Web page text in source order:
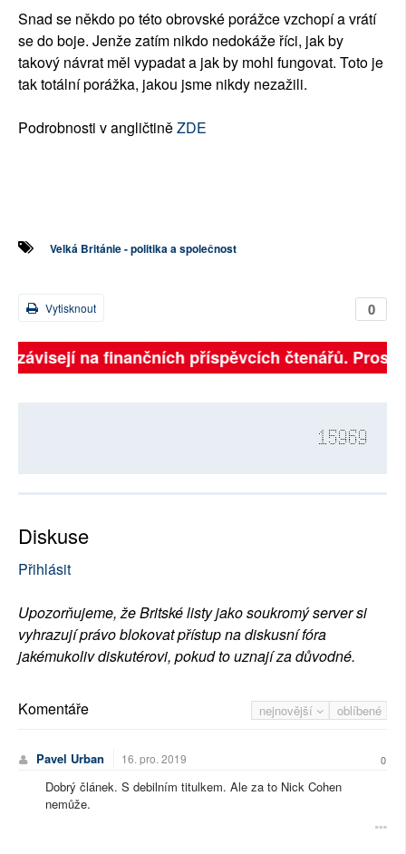
Snad se někdo po této obrovské porážce vzchopí a vrátí
se do boje. Jenže zatím nikdo nedokáže říci, jak by
takový návrat měl vypadat a jak by mohl fungovat. Toto je
tak totální porážka, jakou jsme nikdy nezažili.
Podrobnosti v angličtiněZDE
Velká Británie - politika a společnost
0
Vytisknout
na finančních příspěvcích čtenářů.
15969
Diskuse
Přihlásit
Upozorňujeme, že Britské listy jako soukromý server si
vyhrazují právo blokovat přístup na diskusní fóra
jakémukoliv diskutérovi, pokud to uznají za důvodné.
nejnovější oblíbené
Komentáře
Pavel Urban 16. pro. 2019 0
Dobrý článek. S debilním titulkem. Ale za to Nick Cohen
nemůže.